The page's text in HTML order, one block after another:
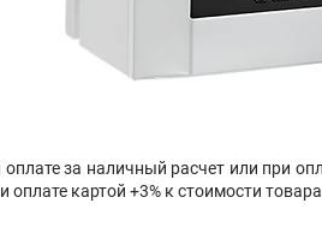
за наличный расчет или при
оплате картой +3% к стоимости